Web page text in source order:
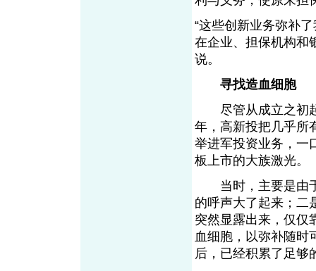
“这些创新业务弥补
在企业、担保机构和
说。
寻找造血细胞
尽管从成立之初起
年，高新投把几乎所
举进军投资业务，一
板上市的大族激光。
当时，主要是由于
的呼声大了起来；二
突然显露出来，仅仅
血细胞，以弥补随时
后，已经积累了足够